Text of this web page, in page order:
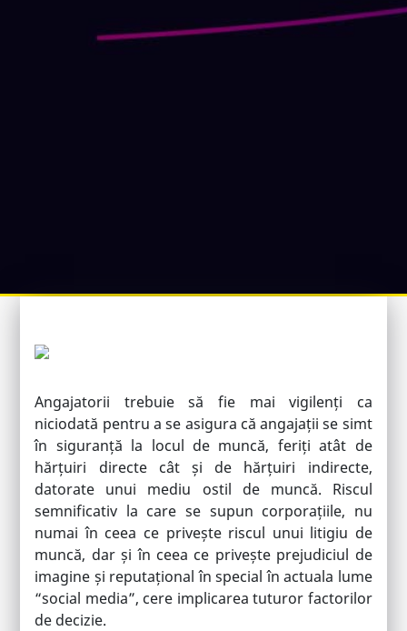
Angajatorii trebuie să fie mai vigilenți ca
niciodată pentru a se asigura că angajații se simt
în siguranță la locul de muncă, feriți atât de
hărțuiri directe cât și de hărțuiri indirecte,
datorate unui mediu ostil de muncă. Riscul
semnificativ la care se supun corporațiile, nu
numai în ceea ce privește riscul unui litigiu de
muncă, dar și în ceea ce privește prejudiciul de
imagine și reputațional în special în actuala lume
“social media”, cere implicarea tuturor factorilor
de decizie.